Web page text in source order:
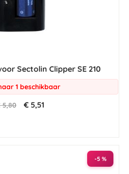
Sectolin Clipper SE 210
1 beschikbaar
5,80 € 5,51
-5 %